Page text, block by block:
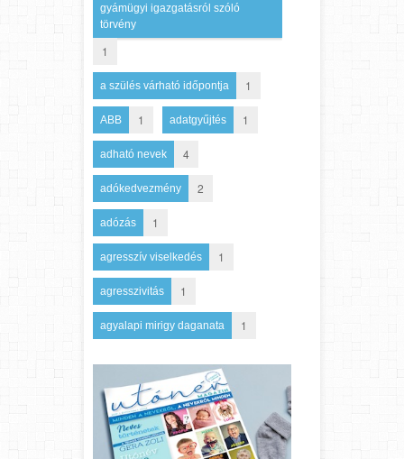
gyámügyi igazgatásról szóló
törvény
1
a szülés várható időpontja 1
ABB 1 adatgyűjtés 1
adható nevek 4
adókedvezmény 2
adózás 1
agresszív viselkedés 1
agresszivitás 1
agyalapi mirigy daganata 1